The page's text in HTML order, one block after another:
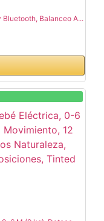
Balanceo A...